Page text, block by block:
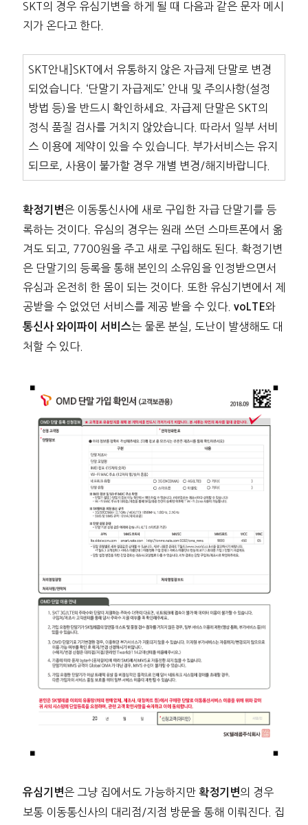
SKT의 경우 유심기변을 하게 될 때 다음과 같은 문자 메시
지가 온다고 한다.
SKT안내]SKT에서 유통하지 않은 자급제 단말로 변경
되었습니다. ‘단말기 자급제도’ 안내 및 주의사항(설정
방법 등)을 반드시 확인하세요. 자급제 단말은 SKT의
정식 품질 검사를 거치지 않았습니다. 따라서 일부 서비
스 이용에 제약이 있을 수 있습니다. 부가서비스는 유지
되므로, 사용이 불가할 경우 개별 변경/해지바랍니다.
확정기변은 이동통신사에 새로 구입한 자급 단말기를 등
록하는 것이다. 유심의 경우는 원래 쓰던 스마트폰에서 옮
겨도 되고, 7700원을 주고 새로 구입해도 된다. 확정기변
은 단말기의 등록을 통해 본인의 소유임을 인정받으면서
유심과 온전히 한 몸이 되는 것이다. 또한 유심기변에서 제
공받을 수 없었던 서비스를 제공 받을 수 있다. voLTE와
통신사 와이파이 서비스는 물론 분실, 도난이 발생해도 대
처할 수 있다.
유심기변은 그냥 집에서도 가능하지만 확정기변의 경우
보통 이동통신사의 대리점/지점 방문을 통해 이뤄진다. 집